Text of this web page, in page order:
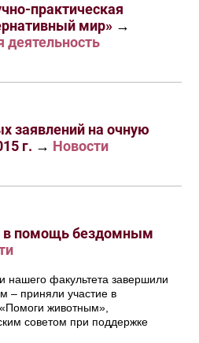
практическая
мир» →
деятельность
заявлений на очную
г. → Новости
в помощь бездомным
нашего факультета завершили
– приняли участие в
животным»,
советом при поддержке